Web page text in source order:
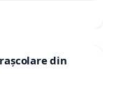
din